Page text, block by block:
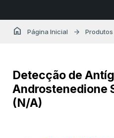
home Página Inicial arrow_forward Produtos
Detecção de
Androstenedione
(N/A)